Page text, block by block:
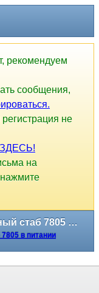
рекомендуем
сообщения,
не
ЗДЕСЬ!
на
нажмите
Обязателен ли двойной линейный стаб 7805 в питании аналоговой части ЦАП?
в питании